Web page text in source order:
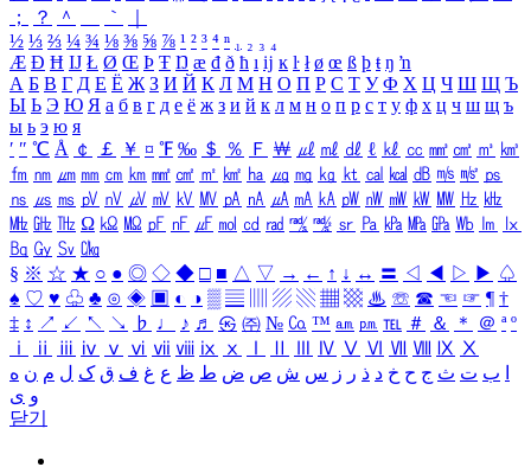
；
？ ＾ ｀
½ ⅓ ⅔ ¼ ¾ ⅛ ⅜ ⅝ ⅞ ¹ ² ³ ⁴ ⁿ ₁ ₂ ₃ ₄
Æ Ð Ħ Ĳ Ł Ø Œ Þ Ŧ Ŋ æ đ ð ħ ı ĳ ĸ ŀ ł ø œ ß þ ŧ ŋ ŉ
А Б В Г Д Е Ё Ж З И Й К Л М Н О П Р С Т У Ф Х Ц Ч Ш Щ Ъ
Ы Ь Э Ю Я а б в г д е ё ж з и й к л м н о п р с т у ф х ц ч ш щ ъ
ы ь э ю я
′ ″ ℃ Å ￠ ￡ ￥ ¤ ℉ ‰ ＄ ％ Ｆ ￦ ㎕ ㎖ ㎗ ℓ ㎘ ㏄ ㎣ ㎤ ㎥ ㎦
㎙ ㎚ ㎛ ㎜ ㎝ ㎞ ㎟ ㎠ ㎡ ㎢ ㏊ ㎍ ㎎ ㎏ ㏏ ㎈ ㎉ ㏈ ㎧ ㎨ ㎰
㎱ ㎲ ㎳ ㎴ ㎵ ㎶ ㎷ ㎸ ㎹ ㎀ ㎁ ㎂ ㎃ ㎄ ㎺ ㎻ ㎽ ㎾ ㎿ ㎐ ㎑
㎒ ㎓ ㎔ Ω ㏀ ㏁ ㎊ ㎋ ㎌ ㏖ ㏅ ㎭ ㎮ ㎯ ㏛ ㎩ ㎪ ㎫ ㎬ ㏝ ㏐
㏓
㏃ ㏉ ㏜ ㏆
§ ※ ☆ ★ ○ ● ◎ ◇ ◆ □ ■ △ ▽ → ← ↑ ↓ ↔ 〓 ◁ ◀ ▷ ▶ ♤
♠ ♡ ♥ ♧ ♣ ⊙ ◈ ▣ ◐ ◑ ▒ ▤ ▨ ▧ ▦ ▩ ♨ ☏ ☎ ☜ ☞ ¶ †
‡ ↕ ↗ ↙ ↖ ↘ ♭ ♩ ♪ ♬ ㉿ ㈜ № ㏇ ™ ㏂ ㏘ ℡ ＃ ＆ ＊ ＠ ª º
ⅰ
ⅱ ⅲ ⅳ ⅴ ⅵ ⅶ ⅷ ⅸ ⅹ Ⅳ Ⅴ Ⅵ Ⅶ Ⅷ Ⅸ Ⅹ
ب ت ث ج ح خ د ذ ر ز س ش ص ض ط ظ ع غ ف ق ک ل م ن ه
و ی
닫기